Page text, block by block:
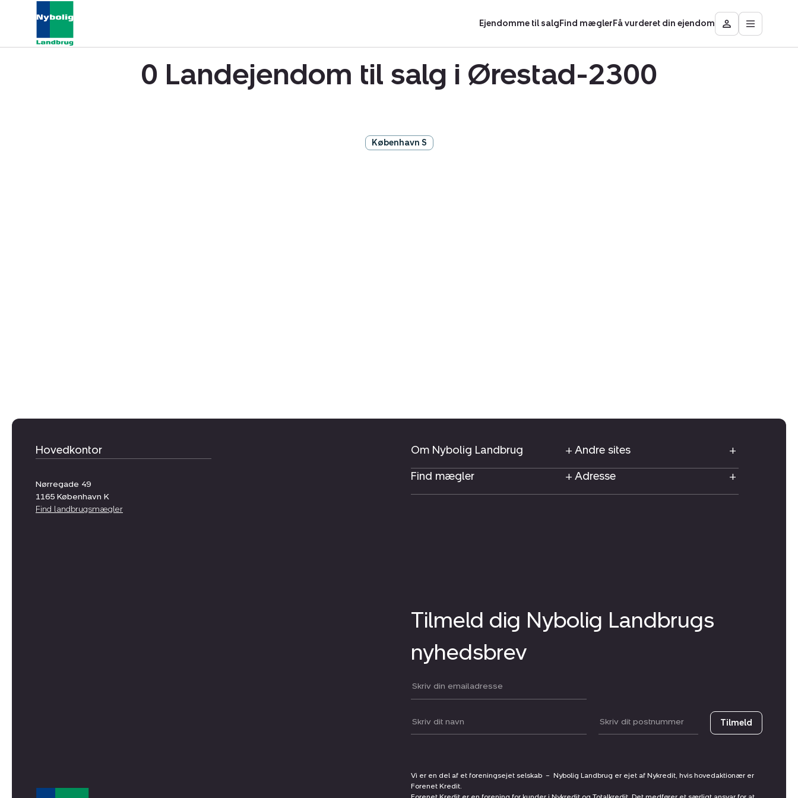
Ejendomme til salgFind mæglerFå vurderet din ejendom
Besøg
Mit
Åbn
0 Landejendom til salg i Ørestad-2300
København S
Hovedkontor
Nørregade 49
1165 København K
Find landbrugsmægler
Om Nybolig Landbrug
Andre sites
Find mægler
Adresse
Tilmeld dig Nybolig Landbrugs
nyhedsbrev
Din email:
Dit navn: Postnummer Tilmeld
Vi er en del af et foreningsejet selskab – Nybolig Landbrug er ejet af Nykredit, hvis hovedaktionær er
Forenet Kredit.